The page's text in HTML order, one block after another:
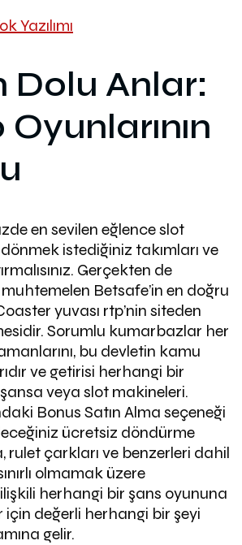
Yazılımı
Dolu Anlar:
en sevilen eğlence slot
istediğiniz takımları ve
Gerçekten de
Betsafe’in en doğru
yuvası rtp’nin siteden
Sorumlu kumarbazlar her
bu devletin kamu
ve getirisi herhangi bir
veya slot makineleri.
Bonus Satın Alma seçeneği
ücretsiz döndürme
rulet çarkları ve benzerleri dahil
olmamak üzere
herhangi bir şans oyununa
için değerli herhangi bir şeyi
gelir.